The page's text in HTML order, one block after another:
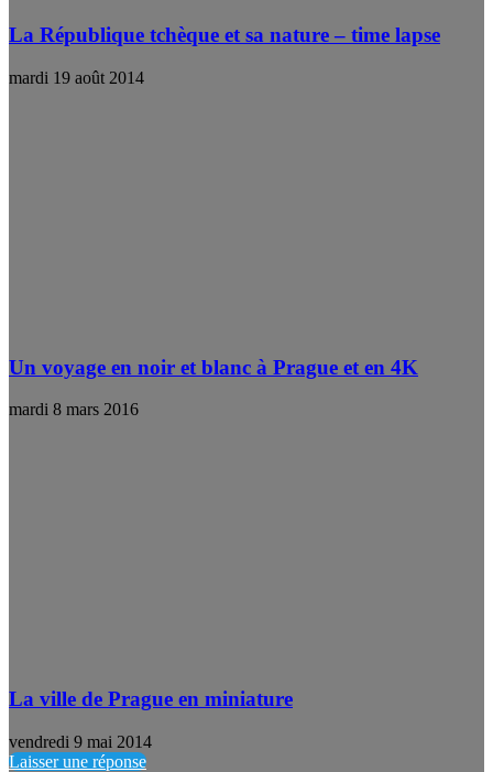
La République tchèque et sa nature – time lapse
mardi 19 août 2014
Un voyage en noir et blanc à Prague et en 4K
mardi 8 mars 2016
La ville de Prague en miniature
vendredi 9 mai 2014
Laisser une réponse